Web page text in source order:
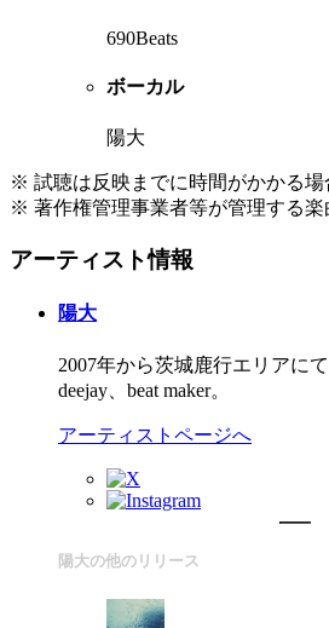
690Beats
ボーカル
陽大
※ 試聴は反映までに時間がかかる場
※ 著作権管理事業者等が管理する楽
アーティスト情報
陽大
2007年から茨城鹿行エリアに
deejay、beat maker。
アーティストページへ
陽大の他のリリース